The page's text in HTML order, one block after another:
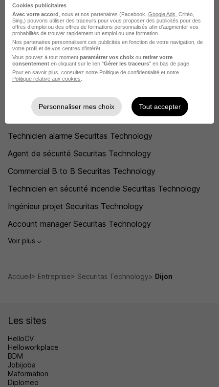
Securitas Technology Aix-en-Provence
Securitas Technology Bordeaux
Voir plus
Voir toutes les offres par ville chez Securitas Technology
Postuler chez Securitas Technology
par Métier
Technicien alarme Securitas Technology
Agent de sécurité Securitas Technology
Commercial B to B Securitas Technology
Technicien en sécurité incendie Securitas Technology
Ingénieur projet Securitas Technology
Account manager Securitas Technology
Voir plus
Accueil Entreprise Securitas Technology Dijon
Les sites
HelloCV
Helloworkplace
BDM
Jobijoba
Maformation
Diplomeo
Cookies publicitaires
Avec votre accord , nous et nos partenaires (Facebook, Google Ads , Critéo,
Bing,) pouvons utiliser des traceurs pour vous proposer des publicités pour des
offres d’emploi ou des offres de formations personnalisés afin d’augmenter vos
probabilités de trouver rapidement un emploi ou une formation.
Nos partenaires personnalisent ces publicités en fonction de votre navigation, de
votre profil et de vos centres d’intérêt.
Vous pouvez à tout moment paramétrer vos choix ou retirer votre
consentement en cliquant sur le lien "Gérer les traceurs" en bas de page.
Pour en savoir plus, consultez notre Politique de confidentialité et notre
Politique relative aux cookies
Personnaliser mes choix Tout accepter